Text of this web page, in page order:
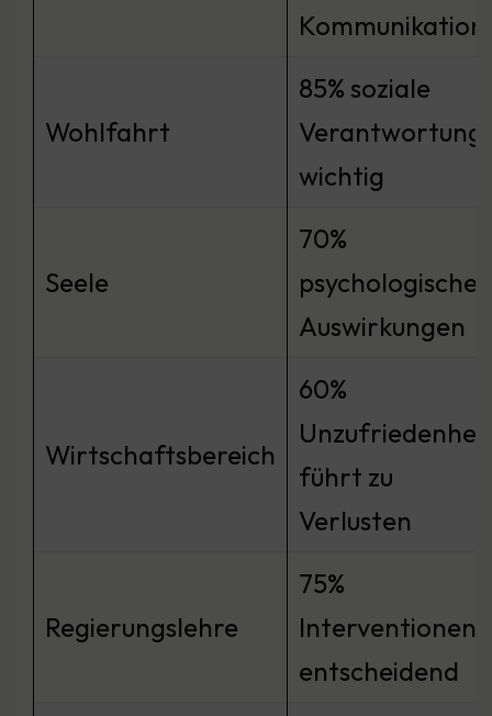
Kommunikation
Wohlfahrt
85% soziale
Verantwortung
wichtig
Seele
70%
psychologische
Auswirkungen
Wirtschaftsbereich
60%
Unzufriedenheit
führt zu
Verlusten
Regierungslehre
75%
Interventionen
entscheidend